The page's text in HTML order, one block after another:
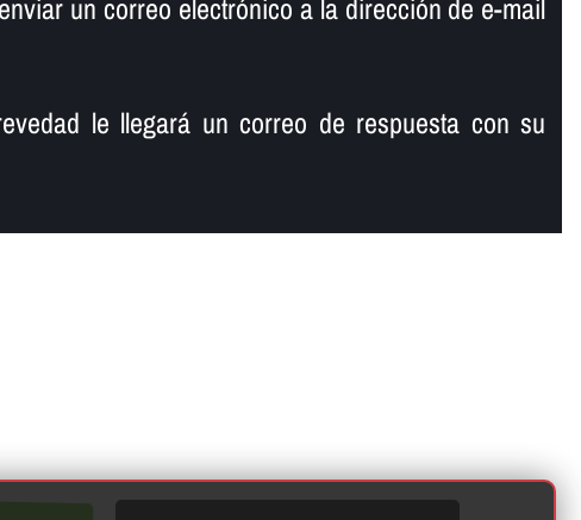
un correo electrónico a la dirección de e-mail
le llegará un correo de respuesta con su